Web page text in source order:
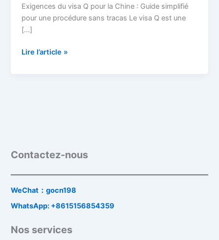
Exigences du visa Q pour la Chine : Guide simplifié
pour une procédure sans tracas Le visa Q est une
[…]
Lire l’article »
Contactez-nous
WeChat：gocn198
WhatsApp: +8615156854359
Nos services